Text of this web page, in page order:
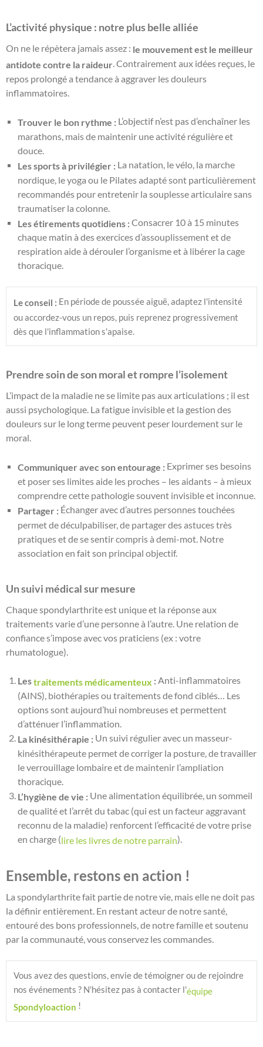
L’activité physique : notre plus belle alliée
On ne le répètera jamais assez : le mouvement est le meilleur
antidote contre la raideur . Contrairement aux idées reçues, le
repos prolongé a tendance à aggraver les douleurs
inflammatoires.
Trouver le bon rythme : L’objectif n’est pas d’enchaîner les
marathons, mais de maintenir une activité régulière et
douce.
Les sports à privilégier : La natation, le vélo, la marche
nordique, le yoga ou le Pilates adapté sont particulièrement
recommandés pour entretenir la souplesse articulaire sans
traumatiser la colonne.
Les étirements quotidiens :Consacrer 10 à 15 minutes
chaque matin à des exercices d’assouplissement et de
respiration aide à dérouler l’organisme et à libérer la cage
thoracique.
Le conseil : En période de poussée aiguë, adaptez l'intensité
ou accordez-vous un repos, puis reprenez progressivement
dès que l'inflammation s'apaise.
Prendre soin de son moral et rompre l’isolement
L’impact de la maladie ne se limite pas aux articulations ; il est
aussi psychologique. La fatigue invisible et la gestion des
douleurs sur le long terme peuvent peser lourdement sur le
moral.
Communiquer avec son entourage : Exprimer ses besoins
et poser ses limites aide les proches – les aidants – à mieux
comprendre cette pathologie souvent invisible et inconnue.
Partager : Échanger avec d’autres personnes touchées
permet de déculpabiliser, de partager des astuces très
pratiques et de se sentir compris à demi-mot. Notre
association en fait son principal objectif.
Un suivi médical sur mesure
Chaque spondylarthrite est unique et la réponse aux
traitements varie d’une personne à l’autre. Une relation de
confiance s’impose avec vos praticiens (ex : votre
rhumatologue).
Lestraitements médicamenteux : Anti-inflammatoires
(AINS), biothérapies ou traitements de fond ciblés… Les
options sont aujourd’hui nombreuses et permettent
d’atténuer l’inflammation.
La kinésithérapie : Un suivi régulier avec un masseur-
kinésithérapeute permet de corriger la posture, de travailler
le verrouillage lombaire et de maintenir l’ampliation
thoracique.
L’hygiène de vie : Une alimentation équilibrée, un sommeil
de qualité et l’arrêt du tabac (qui est un facteur aggravant
reconnu de la maladie) renforcent l’efficacité de votre prise
en charge (lire les livres de notre parrain).
Ensemble, restons en action !
La spondylarthrite fait partie de notre vie, mais elle ne doit pas
la définir entièrement. En restant acteur de notre santé,
entouré des bons professionnels, de notre famille et soutenu
par la communauté, vous conservez les commandes.
Vous avez des questions, envie de témoigner ou de rejoindre
nos événements ? N'hésitez pas à contacter l'
Spondyloaction !